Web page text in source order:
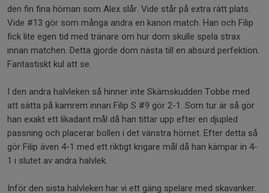
den fin fina hörnan som Alex slår. Vide står på extra rätt plats.
Vide #13 gör som många andra en kanon match. Han och Filip
fick lite egen tid med tränare om hur dom skulle spela strax
innan matchen. Detta gjorde dom nästa till en absurd perfektion.
Fantastiskt kul att se.
I den andra halvleken så hinner inte Skämskudden Tobbe med
att sätta på kamrem innan Filip S #9 gör 2-1. Som tur är så gör
han exakt ett likadant mål då han tittar upp efter en djupled
passning och placerar bollen i det vänstra hörnet. Efter detta så
gör Filip även 4-1 med ett riktigt krigare mål då han kämpar in 4-
1 i slutet av andra halvlek.
Inför den sista halvleken har vi ett gäng spelare med skavanker.